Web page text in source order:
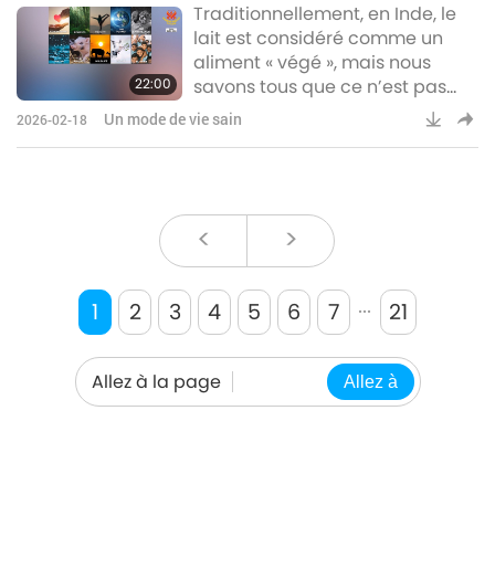
22:00
Traditionnellement, en Inde, le
lait est considéré comme un
aliment « végé », mais nous
savons tous que ce n’est pas
vrai. Il ne provient ni d’un
2026-02-18 Un mode de vie sain
< >
1 2 3 4 5 6 7 ... 21
Allez à la page Allez à